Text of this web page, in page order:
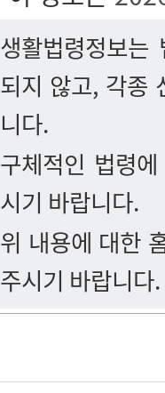
생활법령정보
되지 않고, 각종
니다.
구체적인 법령
시기 바랍니다.
위 내용에 대한
주시기 바랍니다.